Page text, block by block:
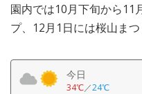
園内では10月下旬から11
プ、12月1日には桜山まつ
今日
34℃／24℃